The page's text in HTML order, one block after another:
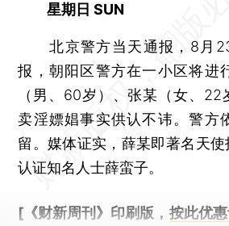
星期日 SUN
北京警方当天通报，8月
报，朝阳区警方在一小区将进
（男、60岁）、张某（女、
卖淫嫖娼事实供认不讳。警方
留。媒体证实，薛某即著名天
认证知名人士薛蛮子。
[《财新周刊》印刷版， 按此优